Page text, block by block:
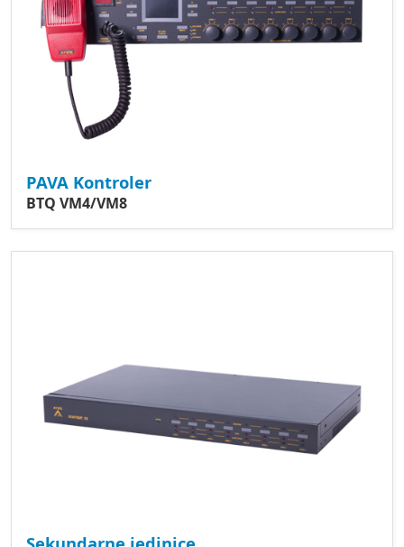
PAVA Kontroler
BTQ VM4/VM8